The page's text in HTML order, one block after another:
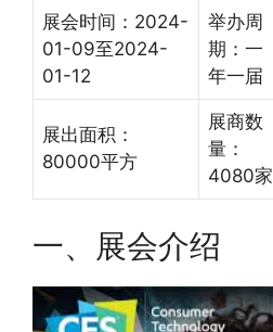
展会时间：2024-
01-09至2024-
01-12
举办周
期：一
年一届
展出面积：
80000平方
展商数
量：
4080家
一、展会介绍